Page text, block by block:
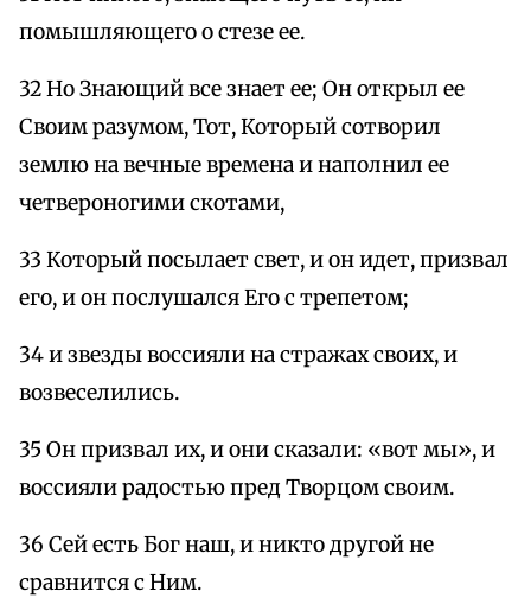
помышляющего о стезе ее.
32 Но Знающий все знает ее; Он открыл ее
Своим разумом, Тот, Который сотворил
землю на вечные времена и наполнил ее
четвероногими скотами,
33 Который посылает свет, и он идет, призвал
его, и он послушался Его с трепетом;
34 и звезды воссияли на стражах своих, и
возвеселились.
35 Он призвал их, и они сказали: «вот мы», и
воссияли радостью пред Творцом своим.
36 Сей есть Бог наш, и никто другой не
сравнится с Ним.